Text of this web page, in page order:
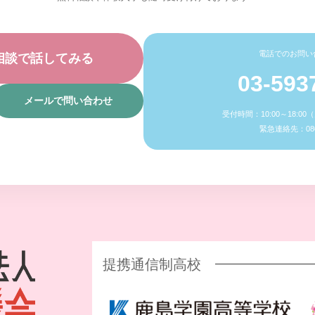
談で話してみる
メールで問い合わせ
電話でのお問
03-
受付時間：10:00～18:00
緊急連絡先：
提携通信制高校